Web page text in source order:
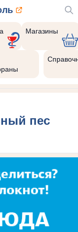
Магазины
пес